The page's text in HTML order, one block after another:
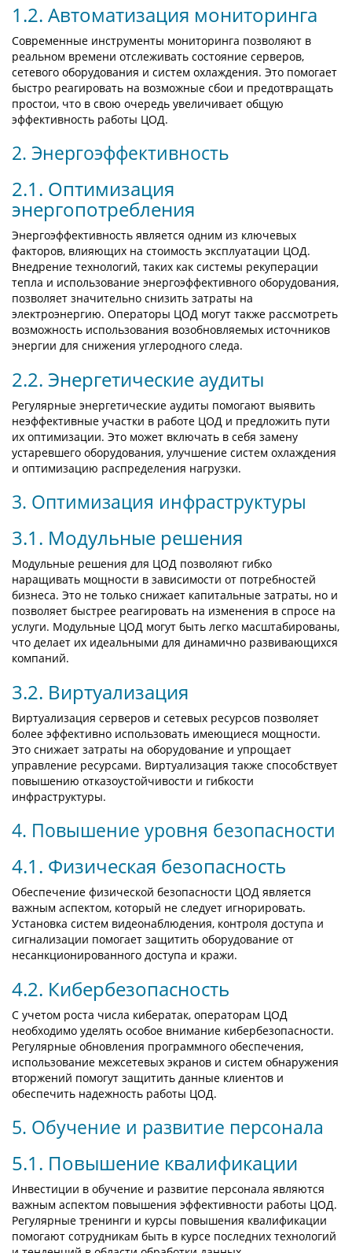
1.2. Автоматизация мониторинга
Современные инструменты мониторинга позволяют в
реальном времени отслеживать состояние серверов,
сетевого оборудования и систем охлаждения. Это помогает
быстро реагировать на возможные сбои и предотвращать
простои, что в свою очередь увеличивает общую
эффективность работы ЦОД.
2. Энергоэффективность
2.1. Оптимизация
энергопотребления
Энергоэффективность является одним из ключевых
факторов, влияющих на стоимость эксплуатации ЦОД.
Внедрение технологий, таких как системы рекуперации
тепла и использование энергоэффективного оборудования,
позволяет значительно снизить затраты на
электроэнергию. Операторы ЦОД могут также рассмотреть
возможность использования возобновляемых источников
энергии для снижения углеродного следа.
2.2. Энергетические аудиты
Регулярные энергетические аудиты помогают выявить
неэффективные участки в работе ЦОД и предложить пути
их оптимизации. Это может включать в себя замену
устаревшего оборудования, улучшение систем охлаждения
и оптимизацию распределения нагрузки.
3. Оптимизация инфраструктуры
3.1. Модульные решения
Модульные решения для ЦОД позволяют гибко
наращивать мощности в зависимости от потребностей
бизнеса. Это не только снижает капитальные затраты, но и
позволяет быстрее реагировать на изменения в спросе на
услуги. Модульные ЦОД могут быть легко масштабированы,
что делает их идеальными для динамично развивающихся
компаний.
3.2. Виртуализация
Виртуализация серверов и сетевых ресурсов позволяет
более эффективно использовать имеющиеся мощности.
Это снижает затраты на оборудование и упрощает
управление ресурсами. Виртуализация также способствует
повышению отказоустойчивости и гибкости
инфраструктуры.
4. Повышение уровня безопасности
4.1. Физическая безопасность
Обеспечение физической безопасности ЦОД является
важным аспектом, который не следует игнорировать.
Установка систем видеонаблюдения, контроля доступа и
сигнализации помогает защитить оборудование от
несанкционированного доступа и кражи.
4.2. Кибербезопасность
С учетом роста числа кибератак, операторам ЦОД
необходимо уделять особое внимание кибербезопасности.
Регулярные обновления программного обеспечения,
использование межсетевых экранов и систем обнаружения
вторжений помогут защитить данные клиентов и
обеспечить надежность работы ЦОД.
5. Обучение и развитие персонала
5.1. Повышение квалификации
Инвестиции в обучение и развитие персонала являются
важным аспектом повышения эффективности работы ЦОД.
Регулярные тренинги и курсы повышения квалификации
помогают сотрудникам быть в курсе последних технологий